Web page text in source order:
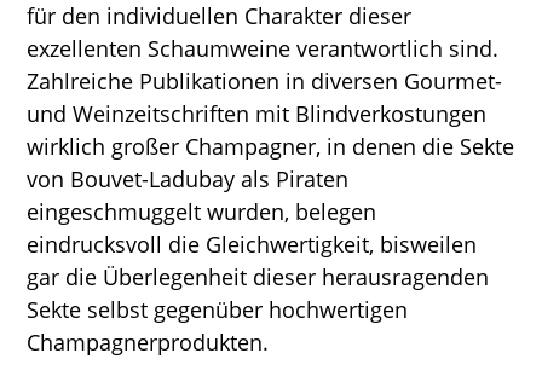
für den individuellen Charakter dieser
exzellenten Schaumweine verantwortlich sind.
Zahlreiche Publikationen in diversen Gourmet-
und Weinzeitschriften mit Blindverkostungen
wirklich großer Champagner, in denen die Sekte
von Bouvet-Ladubay als Piraten
eingeschmuggelt wurden, belegen
eindrucksvoll die Gleichwertigkeit, bisweilen
gar die Überlegenheit dieser herausragenden
Sekte selbst gegenüber hochwertigen
Champagnerprodukten.